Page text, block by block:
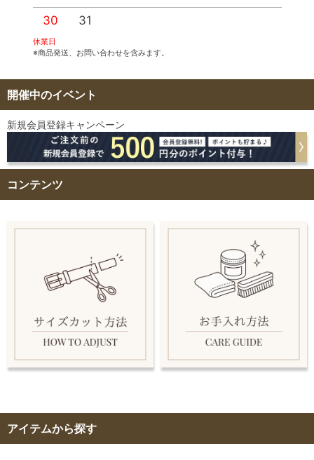
30 31
休業日
※商品発送、お問い合わせを含みます。
開催中のイベント
新規会員登録キャンペーン
コンテンツ
アイテムから探す